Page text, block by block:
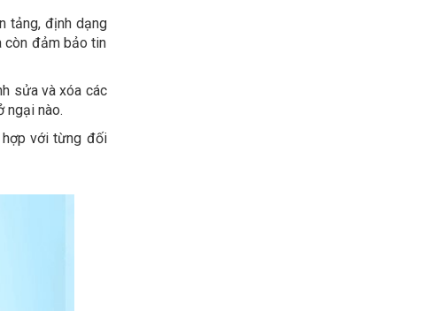
tảng, định dạng
còn đảm bảo tin
sửa và xóa các
ngại nào.
hợp với từng đối